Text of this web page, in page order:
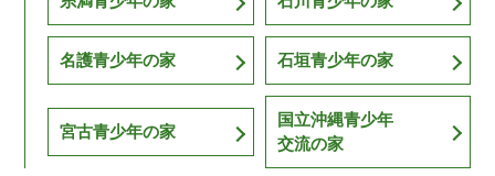
名護青少年の家 石垣青少年の家
宮古青少年の家
国立沖縄青少年
交流の家